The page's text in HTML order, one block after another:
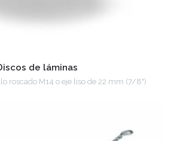
de láminas
roscado M14 o eje liso de 22 mm (7/8")